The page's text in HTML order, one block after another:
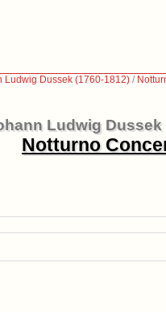
Ludwig Dussek (1760-1812) /
Ludwig Dussek
Notturno